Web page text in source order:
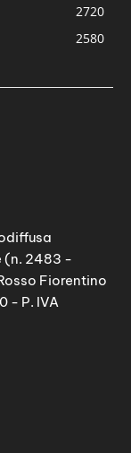
2720
2580
(n. 2483 -
Fiorentino
- P. IVA